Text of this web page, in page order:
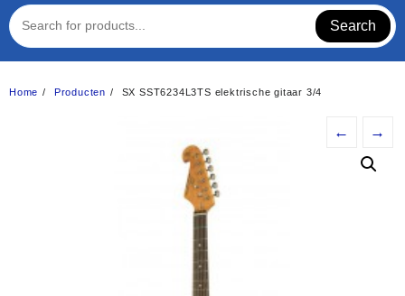
Search
Home Producten SX SST6234L3TS elektrische gitaar 3/4
← →